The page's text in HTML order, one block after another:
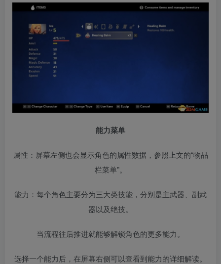
能力菜单
属性：屏幕左侧也会显示角色的属性数据，参照上文的“物品
栏菜单”。
能力：每个角色主要分为三大类技能，分别是主武器、副武
器以及绝技。
当流程往后推进就能够解锁角色的更多能力。
选择一个能力后，在屏幕右侧可以查看到能力的详细解读。